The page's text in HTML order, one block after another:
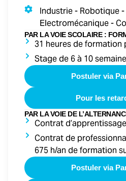
Industrie - Robotique
Electromécanique -
PAR LA VOIE SCOLAIRE :
31 heures de formation
Stage de 6 à 10
Postuler via
Pour les
PAR LA VOIE DE
Contrat d’apprentissage
Contrat de
675 h/an de formation
Postuler via